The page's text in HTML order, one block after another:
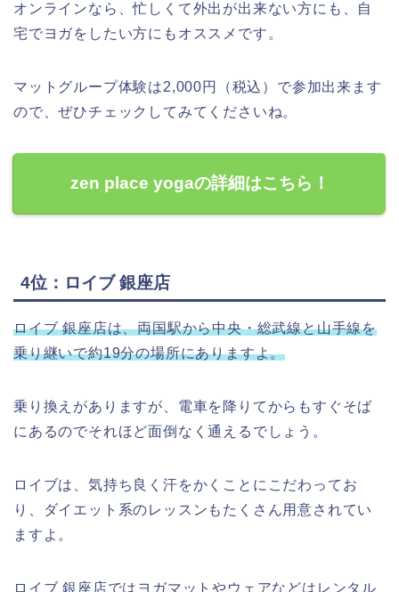
オンラインなら、忙しくて外出が出来ない方にも、自
宅でヨガをしたい方にもオススメです。
マットグループ体験は2,000円（税込）で参加出来ます
ので、ぜひチェックしてみてくださいね。
zen place yogaの詳細はこちら！
4位：ロイブ 銀座店
ロイブ 銀座店は、両国駅から中央・総武線と山手線を
乗り継いで約19分の場所にありますよ。
乗り換えがありますが、電車を降りてからもすぐそば
にあるのでそれほど面倒なく通えるでしょう。
ロイブは、気持ち良く汗をかくことにこだわってお
り、ダイエット系のレッスンもたくさん用意されてい
ますよ。
ロイブ 銀座店ではヨガマットやウェアなどはレンタル